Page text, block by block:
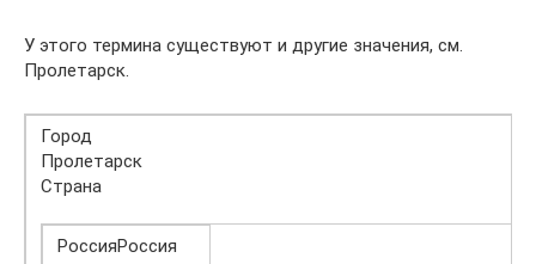
У этого термина существуют и другие значения, см.
Пролетарск.
Город
Пролетарск
Страна
РоссияРоссия